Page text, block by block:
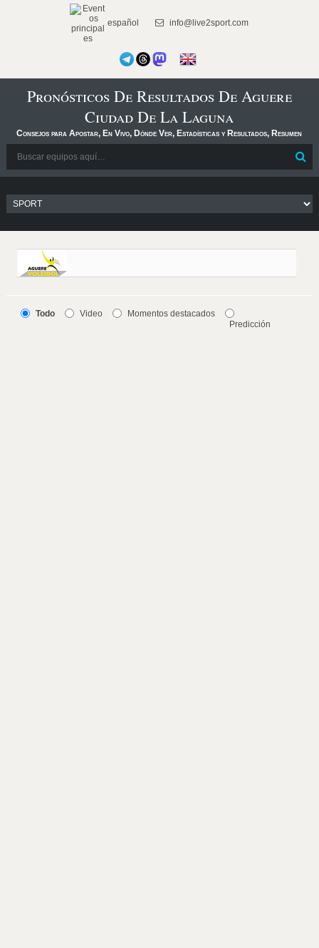
español info@live2sport.com
Pronósticos De Resultados De Aguere
Ciudad De La Laguna
Consejos para Apostar, En Vivo, Dónde Ver, Estadísticas y Resultados, Resumen
Todo Video
Momentos destacados
Predicción